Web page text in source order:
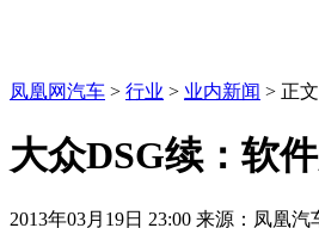
凤凰网汽车 > 行业 > 业内新闻 > 正文
大众DSG续：软
2013年03月19日 23:00 来源：凤凰汽